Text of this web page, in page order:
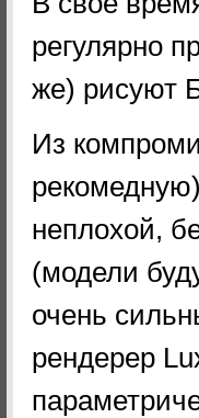
регулярно
же) рисуют
Из
неплохой,
(модели
очень
рендерер